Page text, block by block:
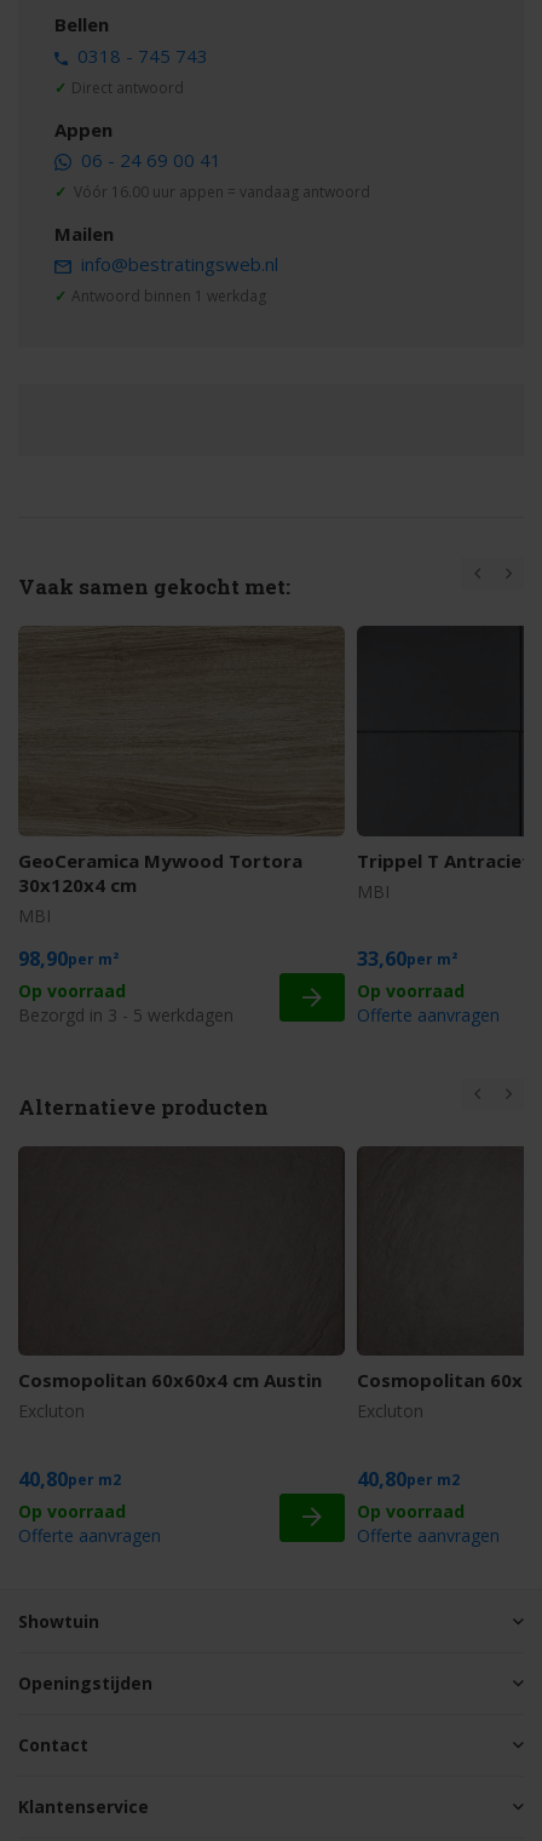
Bellen
0318 - 745 743
✓ Direct antwoord
Appen
06 - 24 69 00 41
✓ Vóór 16.00 uur appen = vandaag antwoord
Mailen
info@bestratingsweb.nl
✓ Antwoord binnen 1 werkdag
Vaak samen gekocht met:
GeoCeramica Mywood Tortora
30x120x4 cm
MBI
98,90 m²
Op voorraad
Bezorgd in 3 - 5 werkdagen
Trippel T Antraciet
MBI
33,60 m²
Offerte aanvragen
Alternatieve producten
Cosmopolitan 60x60x4 cm Austin
Excluton
40,80 m2
Offerte aanvragen
Cosmopolitan
Excluton
40,80 m2
Offerte aanvragen
Showtuin
Openingstijden
Contact
Klantenservice